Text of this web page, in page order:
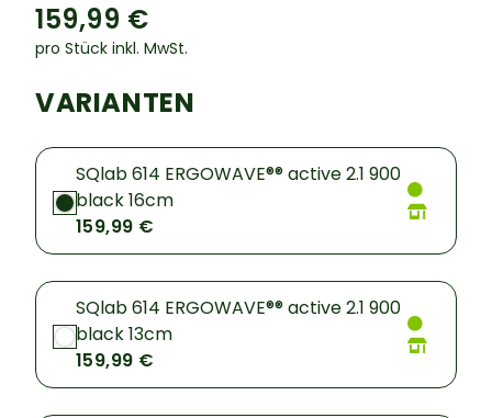
159,99 €
pro Stück inkl. MwSt.
VARIANTEN
SQlab 614 ERGOWAVE®® active 2.1 900
black 16cm
159,99 €
SQlab 614 ERGOWAVE®® active 2.1 900
black 13cm
159,99 €